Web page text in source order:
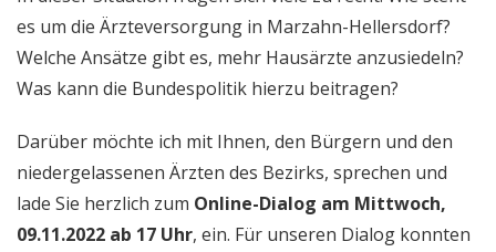
es um die Ärzteversorgung in Marzahn-Hellersdorf?
Welche Ansätze gibt es, mehr Hausärzte anzusiedeln?
Was kann die Bundespolitik hierzu beitragen?
Darüber möchte ich mit Ihnen, den Bürgern und den
niedergelassenen Ärzten des Bezirks, sprechen und
lade Sie herzlich zum Online-Dialog am Mittwoch,
09.11.2022 ab 17 Uhr, ein. Für unseren Dialog konnten